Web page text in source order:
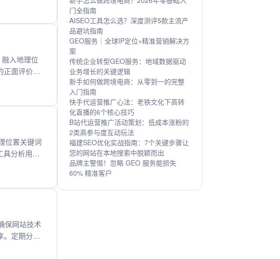
入地理位
正面评价；
位置关键词
具分析用户
保网站技术
。定期分析
门全指南
AISEO工具怎么选？深度测评5款主流产
品避坑指南
GEO服务｜全球IP定位+精准营销解决方
案
传统企业转型GEO服务：地域数据驱动
业务增长的关键逻辑
新手如何做跨境电商：从零到一的完整
入门指南
快手代运营推广心法：老铁文化下高转
化直播的6个核心技巧
B站代运营推广活动策划：低成本涨粉的
2类高参与度互动玩法
福建SEO优化实战指南：7个关键步骤让
您的网站在本地搜索中脱颖而出
品牌主警惕！忽略 GEO 服务能损失
60% 精准客户